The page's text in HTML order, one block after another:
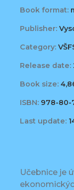
Book format:
Publisher:
Category:
Release date:
Book size:
ISBN: 978-80-
Last update:
Učebnice je